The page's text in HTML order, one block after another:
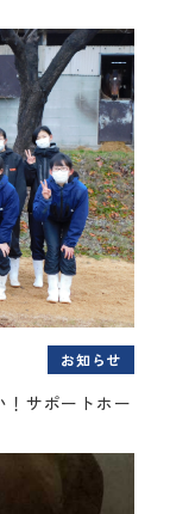
お知らせ
！サポートホー